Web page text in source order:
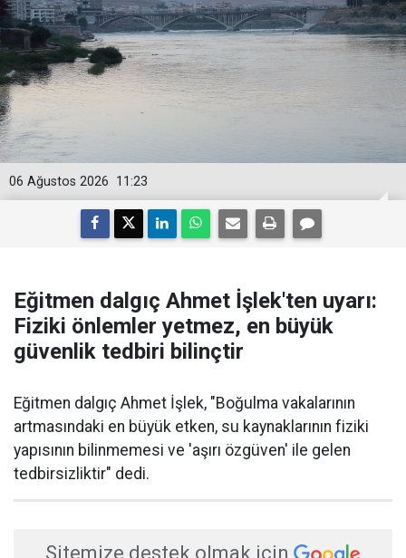
11:23
06 Ağustos 2026
Eğitmen dalgıç Ahmet İşlek'ten uyarı:
Fiziki önlemler yetmez, en büyük
güvenlik tedbiri bilinçtir
Eğitmen dalgıç Ahmet İşlek, "Boğulma vakalarının
artmasındaki en büyük etken, su kaynaklarının fiziki
yapısının bilinmemesi ve 'aşırı özgüven' ile gelen
tedbirsizliktir" dedi.
Sitemize destek olmak için